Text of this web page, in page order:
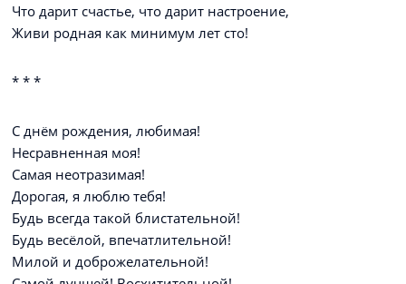
Что дарит счастье, что дарит настроение,
Живи родная как минимум лет сто!
* * *
С днём рождения, любимая!
Несравненная моя!
Самая неотразимая!
Дорогая, я люблю тебя!
Будь всегда такой блистательной!
Будь весёлой, впечатлительной!
Милой и доброжелательной!